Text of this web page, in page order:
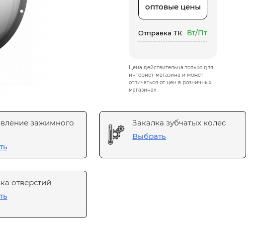
оптовые цены
Отправка ТК Вт/Пт
Цена действительна только для
интернет-магазина и может
отличаться от цен в розничных
магазинах
зажимного
Закалка зубчатых колес
Выбрать
отверстий